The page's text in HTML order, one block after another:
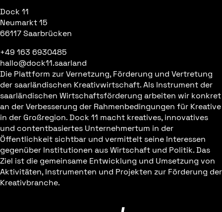
Dock 11
Neumarkt 15
66117 Saarbrücken
+49 163 6930485
hallo@dock11.saarland
Die Plattform zur Vernetzung, Förderung und Vertretung
der saarländischen Kreativwirtschaft. Als Instrument der
saarländischen Wirtschaftsförderung arbeiten wir konkret
an der Verbesserung der Rahmenbedingungen für Kreative
in der Großregion. Dock 11 macht kreatives, innovatives
und contentbasiertes Unternehmertum in der
Öffentlichkeit sichtbar und vermittelt seine Interessen
gegenüber Institutionen aus Wirtschaft und Politik. Das
Ziel ist die gemeinsame Entwicklung und Umsetzung von
Aktivitäten, Instrumenten und Projekten zur Förderung der
Kreativbranche.